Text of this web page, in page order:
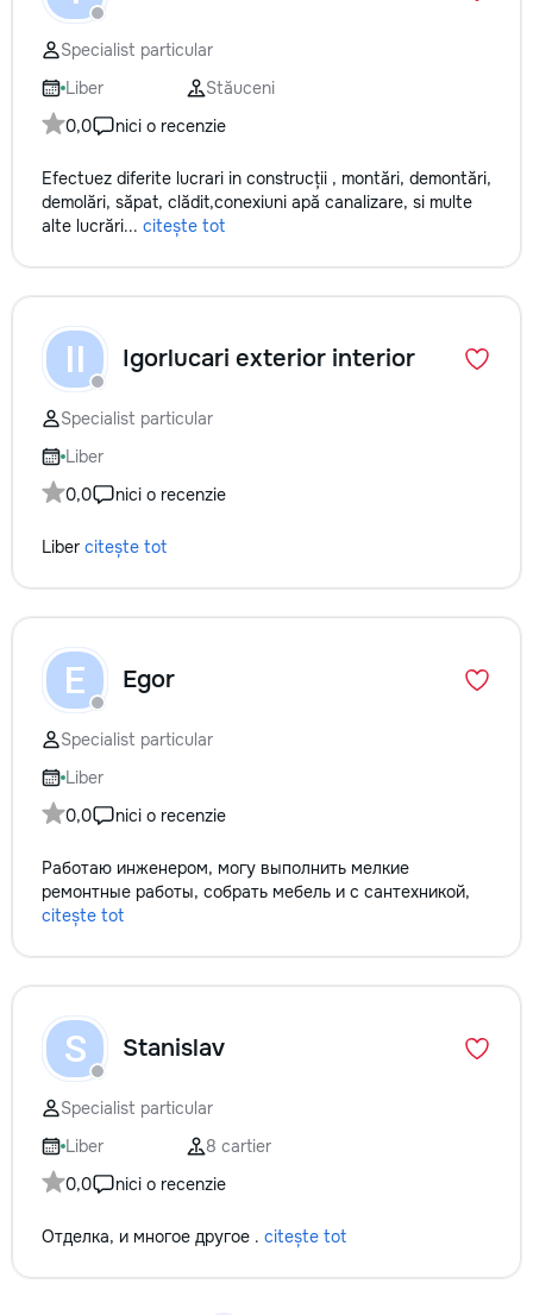
Specialist particular
Liber
Stăuceni
0,0
nici o recenzie
Efectuez diferite lucrari in construcții , montări, demontări,
demolări, săpat, clădit,conexiuni apă canalizare, si multe
alte lucrări... citește tot
II Igorlucari exterior interior
Specialist particular
Liber
0,0
nici o recenzie
Liber citește tot
E Egor
Specialist particular
Liber
0,0
nici o recenzie
Работаю инженером, могу выполнить мелкие
ремонтные работы, собрать мебель и с сантехникой,
citește tot
S Stanislav
Specialist particular
Liber
8 cartier
0,0
nici o recenzie
Отделка, и многое другое . citește tot